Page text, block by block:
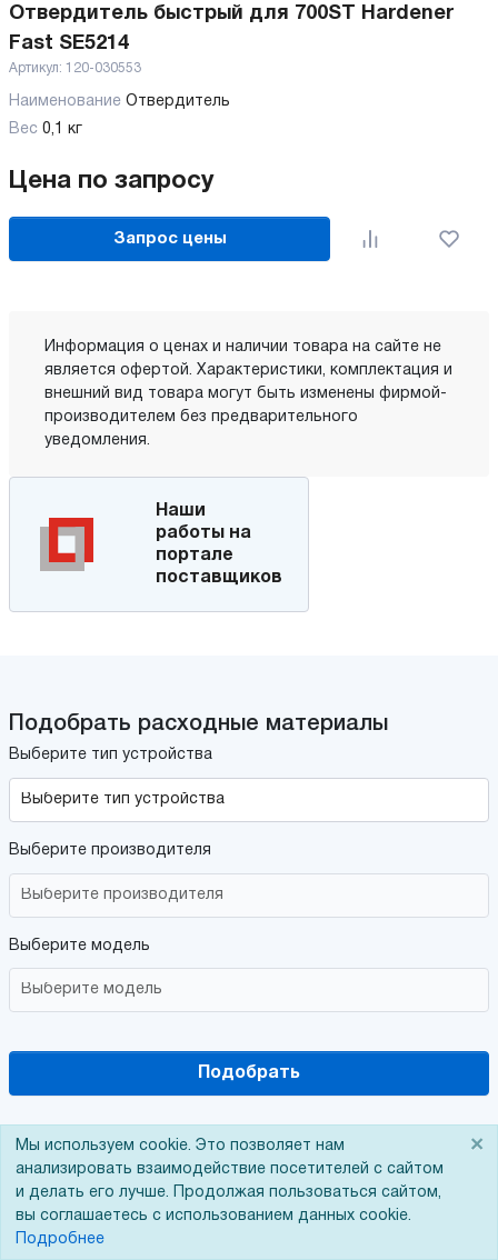
Отвердитель быстрый для 700ST Hardener
Fast SE5214
Артикул: 120-030553
Наименование Отвердитель
Вес 0,1 кг
Цена по запросу
Запрос цены
Информация о ценах и наличии товара на сайте не
является офертой. Характеристики, комплектация и
внешний вид товара могут быть изменены фирмой-
производителем без предварительного
уведомления.
Наши
работы на
портале
поставщиков
Подобрать расходные материалы
Выберите тип устройства
Выберите производителя
Выберите модель
Подобрать
Мы используем cookie. Это позволяет нам
анализировать взаимодействие посетителей с сайтом
и делать его лучше. Продолжая пользоваться сайтом,
вы соглашаетесь с использованием данных cookie.
Подробнее
×